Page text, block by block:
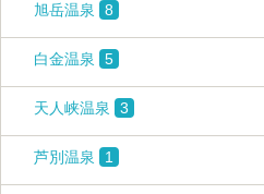
旭岳温泉 8
白金温泉 5
天人峡温泉 3
芦別温泉 1